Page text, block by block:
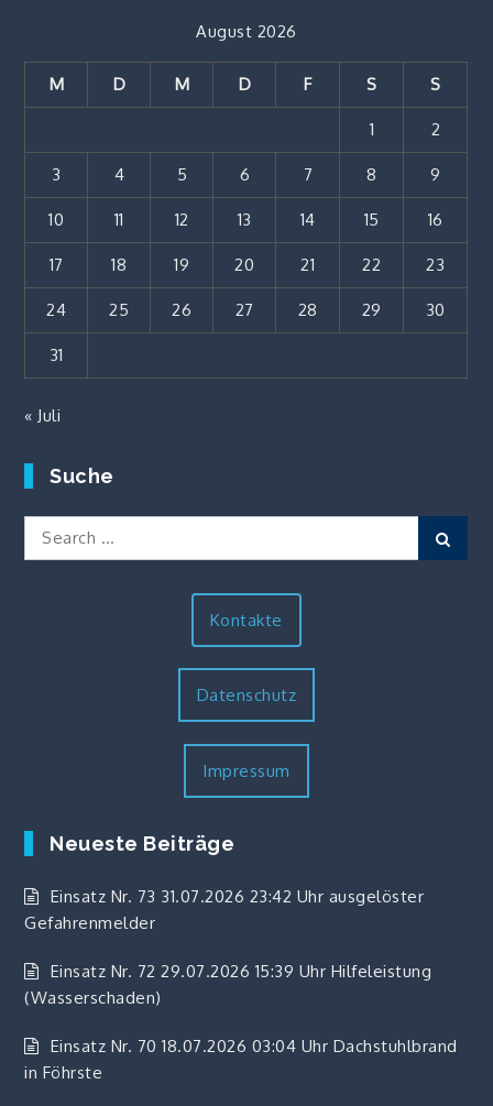
August 2026
M D M D F S S
1 2
3 4 5 6 7 8 9
10 11 12 13 14 15 16
17 18 19 20 21 22 23
24 25 26 27 28 29 30
31
« Juli
Suche
Search
Kontakte
Datenschutz
Impressum
Neueste Beiträge
Einsatz Nr. 73 31.07.2026 23:42 Uhr ausgelöster
Gefahrenmelder
Einsatz Nr. 72 29.07.2026 15:39 Uhr Hilfeleistung
(Wasserschaden)
Einsatz Nr. 70 18.07.2026 03:04 Uhr Dachstuhlbrand
in Föhrste